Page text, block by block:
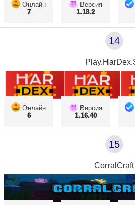
Онлайн
7
Версия
1.18.2
14
Онлайн
6
Версия
1.16.40
15
CorralCraft